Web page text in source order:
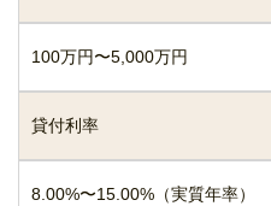
100万円〜5,000万円
貸付利率
8.00%〜15.00%（実質年率）